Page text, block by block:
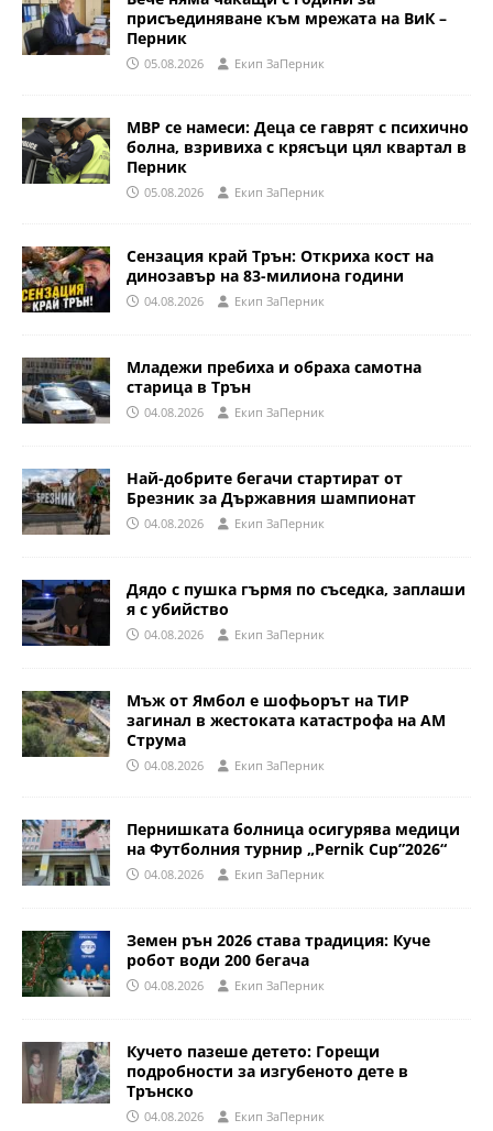
присъединяване към мрежата на ВиК –
Перник
05.08.2026 Eкип ЗаПерник
МВР се намеси: Деца се гаврят с психично
болна, взривиха с крясъци цял квартал в
Перник
05.08.2026 Eкип ЗаПерник
Сензация край Трън: Откриха кост на
динозавър на 83-милиона години
04.08.2026 Eкип ЗаПерник
Младежи пребиха и обраха самотна
старица в Трън
04.08.2026 Eкип ЗаПерник
Най-добрите бегачи стартират от
Брезник за Държавния шампионат
04.08.2026 Eкип ЗаПерник
Дядо с пушка гърмя по съседка, заплаши
я с убийство
04.08.2026 Eкип ЗаПерник
Мъж от Ямбол е шофьорът на ТИР
загинал в жестоката катастрофа на АМ
Струма
04.08.2026 Eкип ЗаПерник
Пернишката болница осигурява медици
на Футболния турнир „Pernik Cup”2026“
04.08.2026 Eкип ЗаПерник
Земен рън 2026 става традиция: Куче
робот води 200 бегача
04.08.2026 Eкип ЗаПерник
Кучето пазеше детето: Горещи
подробности за изгубеното дете в
Трънско
04.08.2026 Eкип ЗаПерник